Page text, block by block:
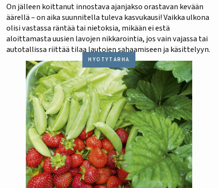
On jälleen koittanut innostava ajanjakso orastavan kevään
äärellä – on aika suunnitella tuleva kasvukausi! Vaikka ulkona
olisi vastassa räntää tai nietoksia, mikään ei estä
aloittamasta uusien lavojen nikkarointia, jos vain vajassa tai
autotallissa riittää tilaa lautojen sahaamiseen ja käsittelyyn.
HYÖTYTARHA